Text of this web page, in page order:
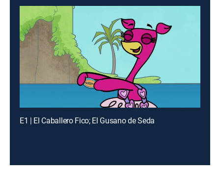
E1 | El Caballero Fico; El Gusano de Seda